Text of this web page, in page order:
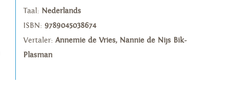
Taal: Nederlands
ISBN: 9789045038674
Vertaler: Annemie de Vries, Nannie de Nijs Bik-
Plasman